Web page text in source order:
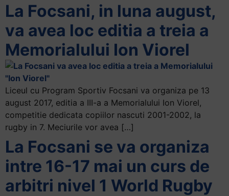
La Focsani, in luna august,
va avea loc editia a treia a
Memorialului Ion Viorel
Liceul cu Program Sportiv Focsani va organiza pe 13
august 2017, editia a III-a a Memorialului Ion Viorel,
competitie dedicata copiilor nascuti 2001-2002, la
rugby in 7. Meciurile vor avea […]
La Focsani se va organiza
intre 16-17 mai un curs de
arbitri nivel 1 World Rugby